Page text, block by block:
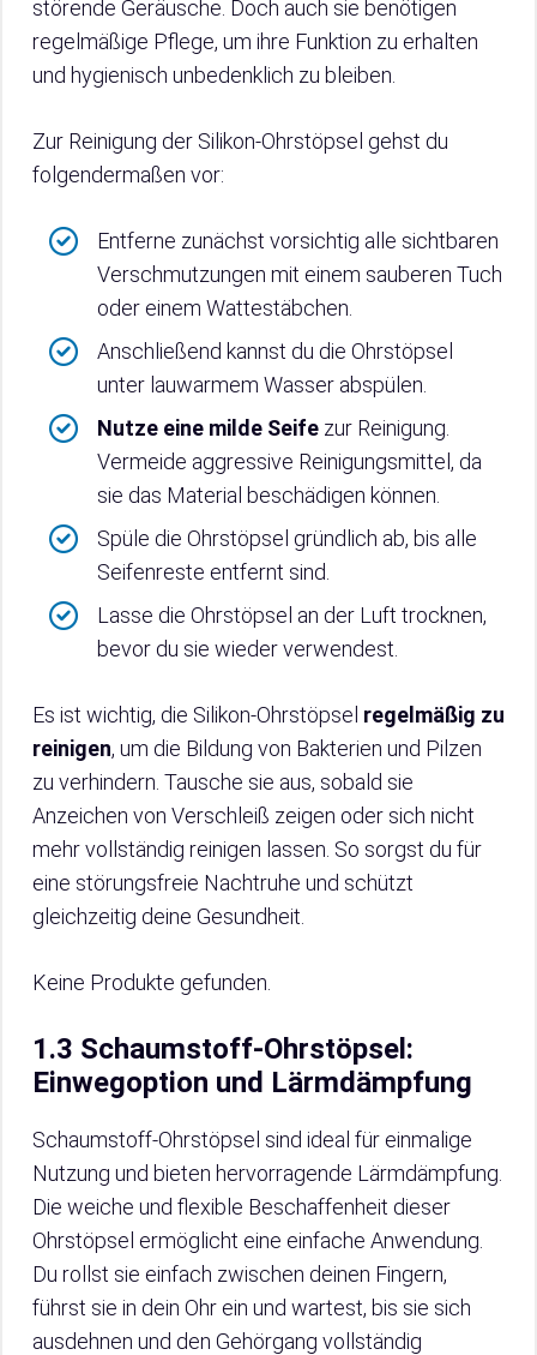
störende Geräusche. Doch auch sie benötigen
regelmäßige Pflege, um ihre Funktion zu erhalten
und hygienisch unbedenklich zu bleiben.
Zur Reinigung der Silikon-Ohrstöpsel gehst du
folgendermaßen vor:
Entferne zunächst vorsichtig alle sichtbaren
Verschmutzungen mit einem sauberen Tuch
oder einem Wattestäbchen.
Anschließend kannst du die Ohrstöpsel
unter lauwarmem Wasser abspülen.
Nutze eine milde Seife zur Reinigung.
Vermeide aggressive Reinigungsmittel, da
sie das Material beschädigen können.
Spüle die Ohrstöpsel gründlich ab, bis alle
Seifenreste entfernt sind.
Lasse die Ohrstöpsel an der Luft trocknen,
bevor du sie wieder verwendest.
Es ist wichtig, die Silikon-Ohrstöpsel regelmäßig zu
reinigen, um die Bildung von Bakterien und Pilzen
zu verhindern. Tausche sie aus, sobald sie
Anzeichen von Verschleiß zeigen oder sich nicht
mehr vollständig reinigen lassen. So sorgst du für
eine störungsfreie Nachtruhe und schützt
gleichzeitig deine Gesundheit.
Keine Produkte gefunden.
1.3 Schaumstoff-Ohrstöpsel:
Einwegoption und Lärmdämpfung
Schaumstoff-Ohrstöpsel sind ideal für einmalige
Nutzung und bieten hervorragende Lärmdämpfung.
Die weiche und flexible Beschaffenheit dieser
Ohrstöpsel ermöglicht eine einfache Anwendung.
Du rollst sie einfach zwischen deinen Fingern,
führst sie in dein Ohr ein und wartest, bis sie sich
ausdehnen und den Gehörgang vollständig